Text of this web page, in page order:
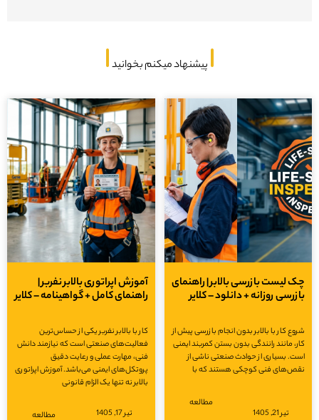
پیشنهاد میکنم بخوانید
چک لیست بازرسی بالابر | راهنمای
بازرسی روزانه + دانلود – کلایر
شروع کار با بالابر بدون انجام بازرسی پیش از
کار، مانند رانندگی بدون بستن کمربند ایمنی
است. بسیاری از حوادث صنعتی ناشی از
نقص‌های فنی کوچکی هستند که با
مطالعه
تیر 21, 1405
آموزش اپراتوری بالابر نفربر |
راهنمای کامل + گواهینامه – کلایر
کار با بالابر نفربر یکی از حساس‌ترین
فعالیت‌های صنعتی است که نیازمند دانش
فنی، مهارت عملی و رعایت دقیق
پروتکل‌های ایمنی می‌باشد. آموزش اپراتوری
بالابر نه تنها یک الزام قانونی
مطالعه تیر 17, 1405